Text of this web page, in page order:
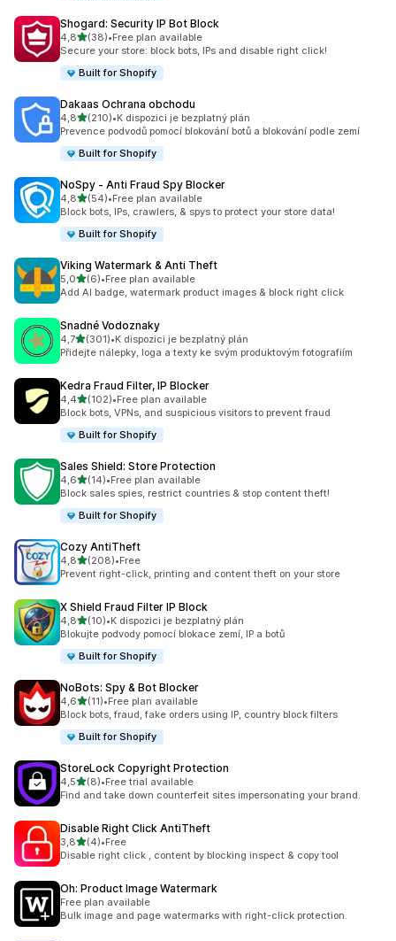
Shogard: Security IP Bot Block
4,8z 5 hvězd
(38)
Celkový počet recenzí: 38
•Free plan available
Secure your store: block bots, IPs and disable right click!
Built for Shopify
Dakaas Ochrana obchodu
4,8z 5 hvězd
(210)
Celkový počet recenzí: 210
•K dispozici je bezplatný plán
Prevence podvodů pomocí blokování botů a blokování podle zemí
Built for Shopify
NoSpy ‑ Anti Fraud Spy Blocker
4,8z 5 hvězd
(54)
Celkový počet recenzí: 54
•Free plan available
Block bots, IPs, crawlers, & spys to protect your store data!
Built for Shopify
Viking Watermark & Anti Theft
5,0z 5 hvězd
(6)
Celkový počet recenzí: 6
•Free plan available
Add AI badge, watermark product images & block right click
Snadné Vodoznaky
4,7z 5 hvězd
(301)
Celkový počet recenzí: 301
•K dispozici je bezplatný plán
Přidejte nálepky, loga a texty ke svým produktovým fotografiím
Kedra Fraud Filter, IP Blocker
4,4z 5 hvězd
(102)
Celkový počet recenzí: 102
•Free plan available
Block bots, VPNs, and suspicious visitors to prevent fraud
Built for Shopify
Sales Shield: Store Protection
4,6z 5 hvězd
(14)
Celkový počet recenzí: 14
•Free plan available
Block sales spies, restrict countries & stop content theft!
Built for Shopify
Cozy AntiTheft
4,8z 5 hvězd
(208)
Celkový počet recenzí: 208
•Free
Prevent right-click, printing and content theft on your store
X Shield Fraud Filter IP Block
4,8z 5 hvězd
(10)
Celkový počet recenzí: 10
•K dispozici je bezplatný plán
Blokujte podvody pomocí blokace zemí, IP a botů
Built for Shopify
NoBots: Spy & Bot Blocker
4,6z 5 hvězd
(11)
Celkový počet recenzí: 11
•Free plan available
Block bots, fraud, fake orders using IP, country block filters
Built for Shopify
StoreLock Copyright Protection
4,5z 5 hvězd
(8)
Celkový počet recenzí: 8
•Free trial available
Find and take down counterfeit sites impersonating your brand.
Disable Right Click AntiTheft
3,8z 5 hvězd
(4)
Celkový počet recenzí: 4
•Free
Disable right click , content by blocking inspect & copy tool
Oh: Product Image Watermark
Free plan available
Bulk image and page watermarks with right-click protection.